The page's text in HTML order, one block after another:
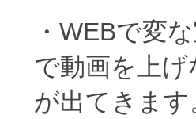
・WEBで変
で動画を上
が出てきます